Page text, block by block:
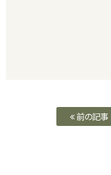
前の記事